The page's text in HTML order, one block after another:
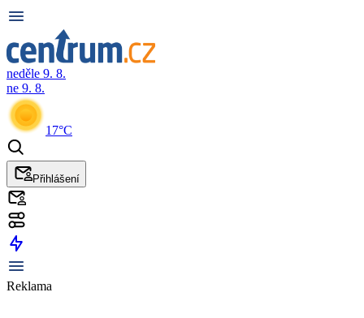
neděle 9. 8.
ne 9. 8.
17°C
Přihlášení
Reklama